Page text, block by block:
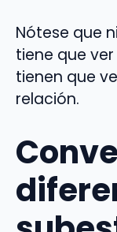
Nótese que
tiene que
tienen que
relación.